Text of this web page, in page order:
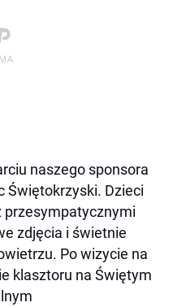
naszego sponsora
Świętokrzyski. Dzieci
przesympatycznymi
zdjęcia i świetnie
Po wizycie na
klasztoru na Świętym